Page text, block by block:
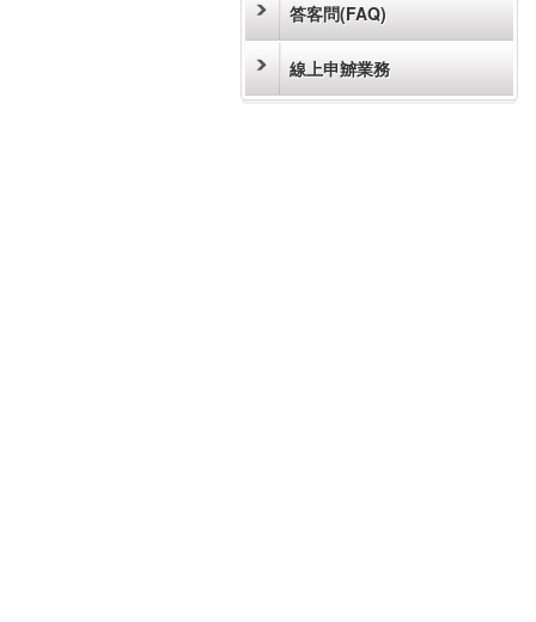
答客問(FAQ)
線上申辧業務